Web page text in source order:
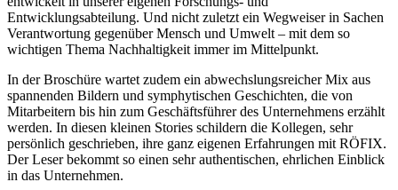
Entwicklungsabteilung. Und nicht zuletzt ein Wegweiser in Sachen
Verantwortung gegenüber Mensch und Umwelt – mit dem so
wichtigen Thema Nachhaltigkeit immer im Mittelpunkt.
In der Broschüre wartet zudem ein abwechslungsreicher Mix aus
spannenden Bildern und symphytischen Geschichten, die von
Mitarbeitern bis hin zum Geschäftsführer des Unternehmens erzählt
werden. In diesen kleinen Stories schildern die Kollegen, sehr
persönlich geschrieben, ihre ganz eigenen Erfahrungen mit RÖFIX.
Der Leser bekommt so einen sehr authentischen, ehrlichen Einblick
in das Unternehmen.